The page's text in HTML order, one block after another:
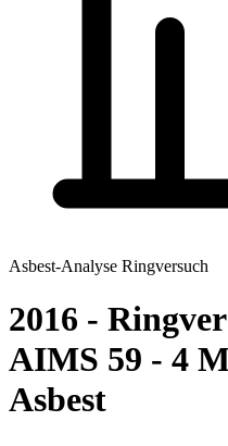
Asbest-Analyse Ringversuch
2016 -
AIMS 59 - 4
Asbest